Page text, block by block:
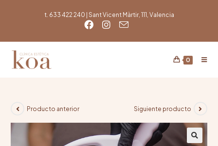
t. 633 422 240 | Sant Vicent Màrtir, 111, Valencia
0
Producto anterior Siguiente producto